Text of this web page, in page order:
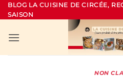
Passer
au
BLOG LA CUISINE DE CIRCÉE,
SAISON
NON